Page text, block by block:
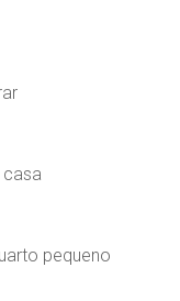
pequeno